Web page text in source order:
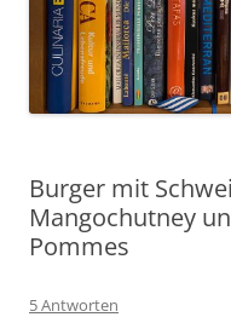
Burger mit
Mangochutney
Pommes
5 Antworten